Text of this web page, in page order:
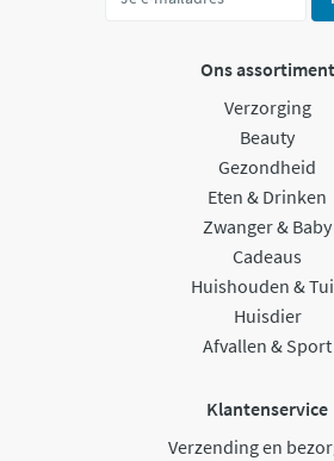
Ons assortiment
Verzorging
Beauty
Gezondheid
Eten & Drinken
Zwanger & Baby
Cadeaus
Huishouden &
Huisdier
Afvallen & Sport
Klantenservice
Verzending en